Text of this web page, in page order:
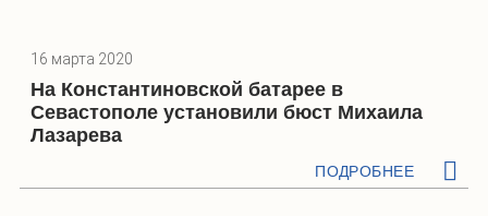
16 марта 2020
На Константиновской батарее в
Севастополе установили бюст Михаила
Лазарева
ПОДРОБНЕЕ